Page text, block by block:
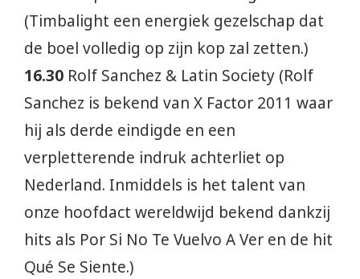
(Timbalight een energiek gezelschap dat
de boel volledig op zijn kop zal zetten.)
16.30 Rolf Sanchez & Latin Society (Rolf
Sanchez is bekend van X Factor 2011 waar
hij als derde eindigde en een
verpletterende indruk achterliet op
Nederland. Inmiddels is het talent van
onze hoofdact wereldwijd bekend dankzij
hits als Por Si No Te Vuelvo A Ver en de hit
Qué Se Siente.)